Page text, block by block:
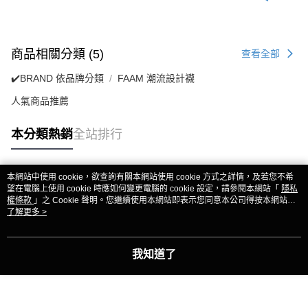
商品相關分類 (5) 查看全部
✔️BRAND 依品牌分類 FAAM 潮流設計襪
人氣商品推薦
本分類熱銷全站排行
熱門標籤
本網站中使用 cookie，欲查詢有關本網站使用 cookie 方式之詳情，及若您不希
望在電腦上使用 cookie 時應如何變更電腦的 cookie 設定，請參閱本網站「 隱私
權條款 」之 Cookie 聲明。您繼續使用本網站即表示您同意本公司得按本網站使
用條款之 Cookie 聲明使用 cookie。
了解更多 >
我知道了